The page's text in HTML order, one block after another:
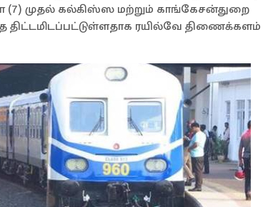
(7) முதல் கல்கிஸ்ஸ மற்றும் காங்கேசன்துறை
திட்டமிடப்பட்டுள்ளதாக ரயில்வே திணைக்களம்